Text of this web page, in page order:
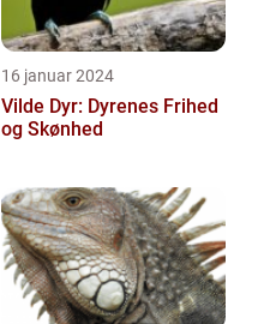
16 januar 2024
Vilde Dyr: Dyrenes Frihed
og Skønhed